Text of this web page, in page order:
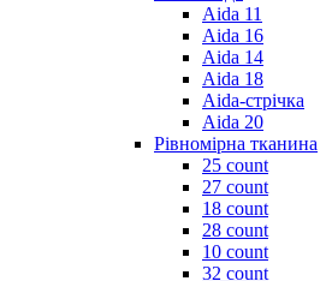
Aida 11
Aida 16
Aida 14
Aida 18
Aida-стрічка
Aida 20
Рівномірна тканина
25 count
27 count
18 count
28 count
10 count
32 count